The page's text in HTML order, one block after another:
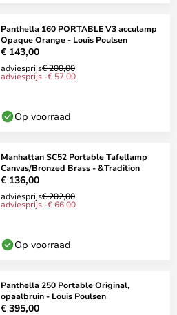
Panthella 160 PORTABLE V3 acculamp
Opaque Orange - Louis Poulsen
€ 143,00
adviesprijs€ 200,00
adviesprijs -€ 57,00
Op voorraad
Manhattan SC52 Portable Tafellamp
Canvas/Bronzed Brass - &Tradition
€ 136,00
adviesprijs€ 202,00
adviesprijs -€ 66,00
Op voorraad
Panthella 250 Portable Original,
opaalbruin - Louis Poulsen
€ 395,00